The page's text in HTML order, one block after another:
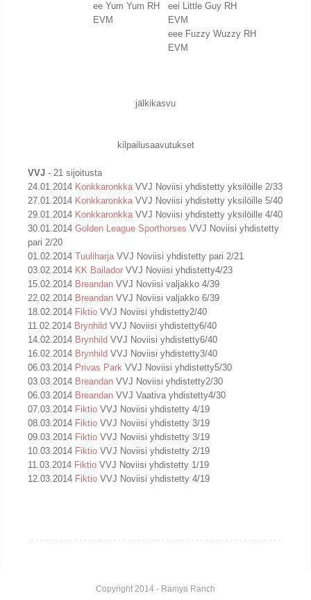
ee Yum Yum RH
EVM
eei Little Guy RH
EVM
eee Fuzzy Wuzzy RH
EVM
jälkikasvu
kilpailusaavutukset
VVJ - 21 sijoitusta
24.01.2014 KonkkaronkkaVVJ Noviisi yhdistetty yksilöille 2/33
27.01.2014 KonkkaronkkaVVJ Noviisi yhdistetty yksilöille 5/40
29.01.2014 KonkkaronkkaVVJ Noviisi yhdistetty yksilöille 4/40
30.01.2014 Golden League Sporthorses VVJ Noviisi yhdistetty
pari 2/20
01.02.2014 TuuliharjaVVJ Noviisi yhdistetty pari 2/21
03.02.2014 KK Bailador VVJ Noviisi yhdistetty4/23
15.02.2014 Breandan VVJ Noviisi valjakko 4/39
22.02.2014 Breandan VVJ Noviisi valjakko 6/39
18.02.2014 Fiktio VVJ Noviisi yhdistetty2/40
11.02.2014 Brynhild VVJ Noviisi yhdistetty6/40
14.02.2014 Brynhild VVJ Noviisi yhdistetty6/40
16.02.2014 Brynhild VVJ Noviisi yhdistetty3/40
06.03.2014 Privas Park VVJ Noviisi yhdistetty5/30
03.03.2014 Breandan VVJ Noviisi yhdistetty2/30
06.03.2014 Breandan VVJ Vaativa yhdistetty4/30
07.03.2014 Fiktio VVJ Noviisi yhdistetty 4/19
08.03.2014 Fiktio VVJ Noviisi yhdistetty 3/19
09.03.2014 Fiktio VVJ Noviisi yhdistetty 3/19
10.03.2014 Fiktio VVJ Noviisi yhdistetty 2/19
11.03.2014 Fiktio VVJ Noviisi yhdistetty 1/19
12.03.2014 Fiktio VVJ Noviisi yhdistetty 4/19
Copyright 2014 - Ramya Ranch